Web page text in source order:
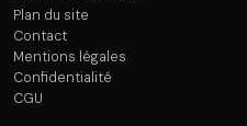
Plan du site
Contact
Mentions légales
Confidentialité
CGU